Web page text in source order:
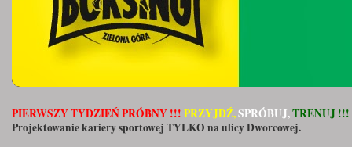
PIERWSZY TYDZIEŃ PRÓBNY !!! PRZYJDŹ,SPRÓBUJ,TRENUJ !!!
Projektowanie kariery sportowej TYLKO na ulicy Dworcowej.